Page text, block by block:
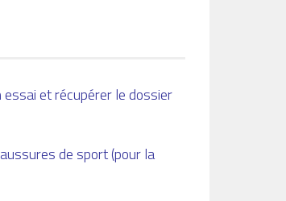
et récupérer le dossier
de sport (pour la